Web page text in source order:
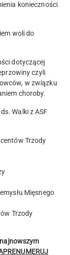
konieczności
woli do
dotyczącej
czyli
w związku
choroby.
Walki z ASF
Trzody
Mięsnego
Trzody